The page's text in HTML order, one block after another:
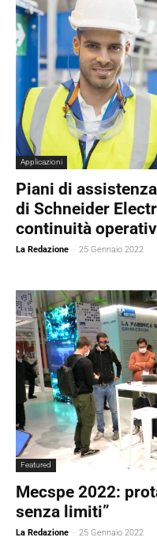
Applicazioni
Piani di
di Schneider
continuità
La Redazione - 25 Gennaio 2022
Featured
Mecspe 2022:
senza limiti”
La Redazione - 25 Gennaio 2022